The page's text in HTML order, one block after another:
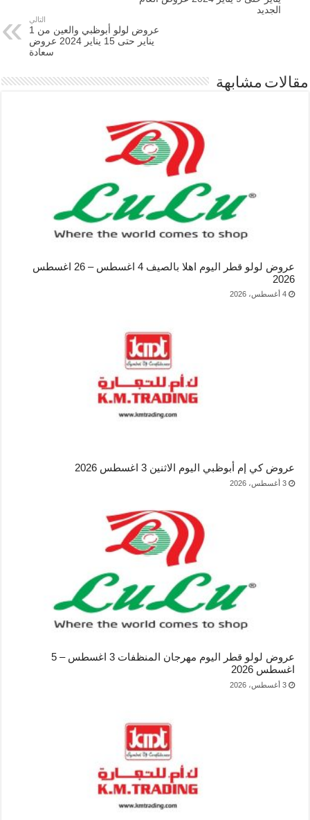
الجديد
التالي
عروض لولو أبوظبي والعين من 1
يناير حتى 15 يناير 2024 عروض
سعادة
مقالات مشابهة
عروض لولو قطر اليوم اهلا بالصيف 4 اغسطس – 26 اغسطس
2026
4 أغسطس، 2026
عروض كي إم أبوظبي اليوم الاثنين 3 اغسطس 2026
3 أغسطس، 2026
عروض لولو قطر اليوم مهرجان المنظفات 3 اغسطس – 5
اغسطس 2026
3 أغسطس، 2026